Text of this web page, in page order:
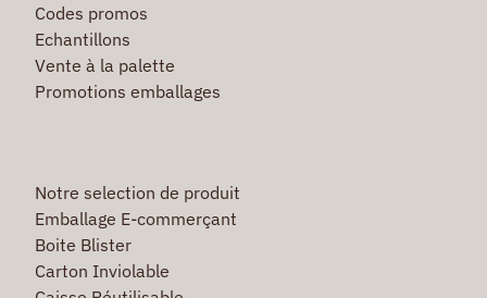
Codes promos
Echantillons
Vente à la palette
Promotions emballages
Notre selection de produit
Emballage E-commerçant
Boite Blister
Carton Inviolable